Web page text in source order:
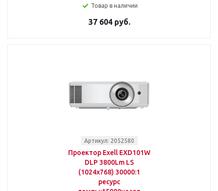
Товар в наличии
37 604 руб.
Артикул: 2052580
Проектор Exell EXD101W
DLP 3800Lm LS
(1024x768) 30000:1
ресурс